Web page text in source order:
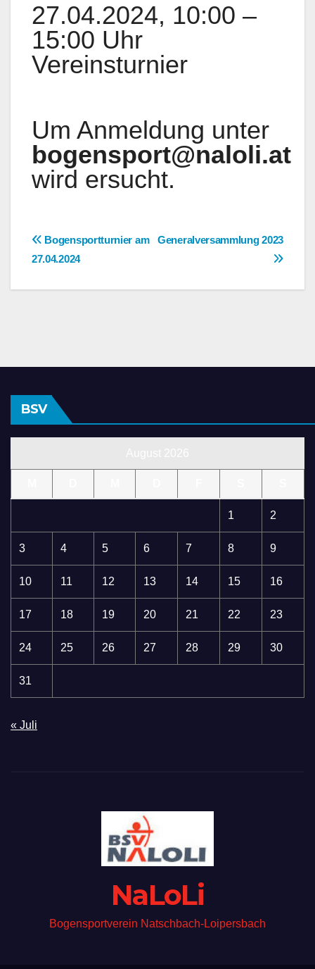
27.04.2024, 10:00 –
15:00 Uhr
Vereinsturnier
Um Anmeldung unter
bogensport@naloli.at
wird ersucht.
Beitragsnavigation
Generalversammlung 2023
Bogensportturnier am
27.04.2024
BSV
1 2
3 4 5 6 7 8 9
10 11 12 13 14 15 16
17 18 19 20 21 22 23
24 25 26 27 28 29 30
31
« Juli
NaLoLi
Bogensportverein Natschbach-Loipersbach